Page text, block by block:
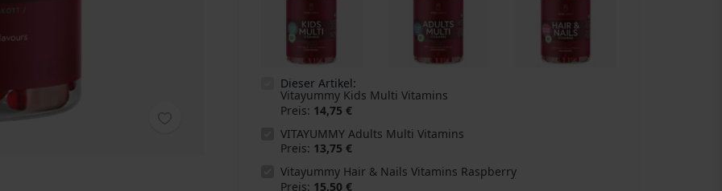
Dieser Artikel:
Vitayummy Kids Multi Vitamins
Preis 14,75 €
VITAYUMMY Adults Multi Vitamins
Preis 13,75 €
Vitayummy Hair & Nails Vitamins Raspberry
Preis 15,50 €